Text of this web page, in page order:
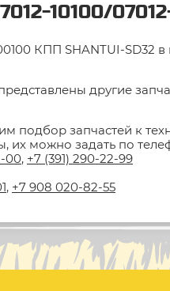
10100/
КПП SHANTUI-
другие
подбор запчастей к
их можно задать по
00, +7 (391) 290-22-99
, +7 908 020-82-55